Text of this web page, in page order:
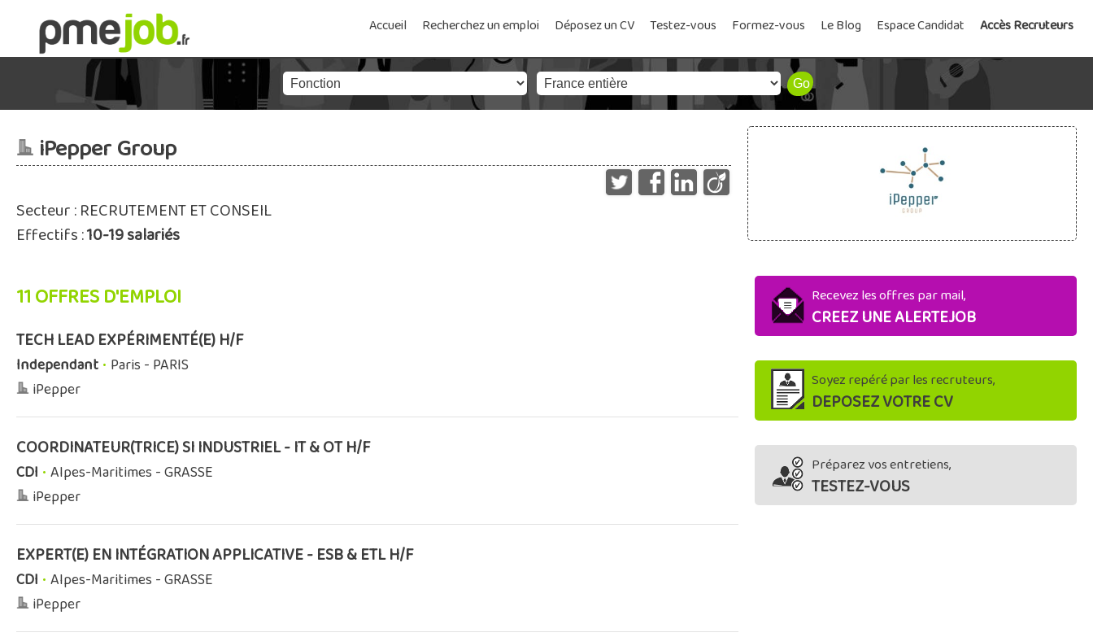
Accueil Recherchez un emploi Déposez un CV Testez-vous Formez-vous Le Blog Espace Candidat Accès Recruteurs
iPepper Group
Secteur : RECRUTEMENT ET CONSEIL
Effectifs :10-19 salariés
11 OFFRES D'EMPLOI
TECH LEAD EXPÉRIMENTÉ(E) H/F
Independant • Paris - PARIS
iPepper
COORDINATEUR(TRICE) SI INDUSTRIEL - IT & OT H/F
CDI • Alpes-Maritimes - GRASSE
iPepper
EXPERT(E) EN INTÉGRATION APPLICATIVE - ESB & ETL H/F
CDI • Alpes-Maritimes - GRASSE
iPepper
Recevez les offres par mail,
CREEZ UNE ALERTEJOB
Soyez repéré par les recruteurs,
DEPOSEZ VOTRE CV
Préparez vos entretiens,
TESTEZ-VOUS